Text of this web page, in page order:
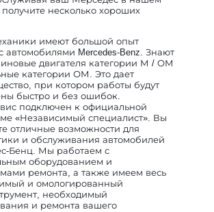
несколько хороших
имеют большой опыт
автомобилями Mercedes-Benz. Знают
двигателя категории М / ОМ
категории ОМ. Это дает
при котором работы будут
быстро и без ошибок.
подключен к официальной
«Независимый специалист». Вы
отличные возможности для
и обслуживания автомобилей
Бенц. Мы работаем с
оборудованием и
ремонта, а также имеем весь
и омологированный
необходимый
и ремонта вашего